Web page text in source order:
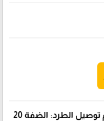
الدفع عند الإستلام, رسوم توصيل الطرد: الضفة 20